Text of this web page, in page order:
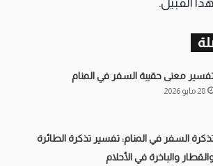
معنى حقيبة السفر في المنام
28 مايو 2026
السفر في المنام: تفسير تذكرة الطائرة
والباخرة في الأحلام